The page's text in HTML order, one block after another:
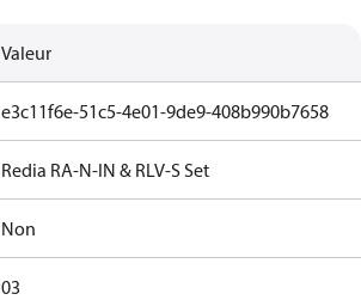
Valeur
e3c11f6e-51c5-4e01-9de9-408b990b7658
Redia RA-N-IN & RLV-S Set
Non
03